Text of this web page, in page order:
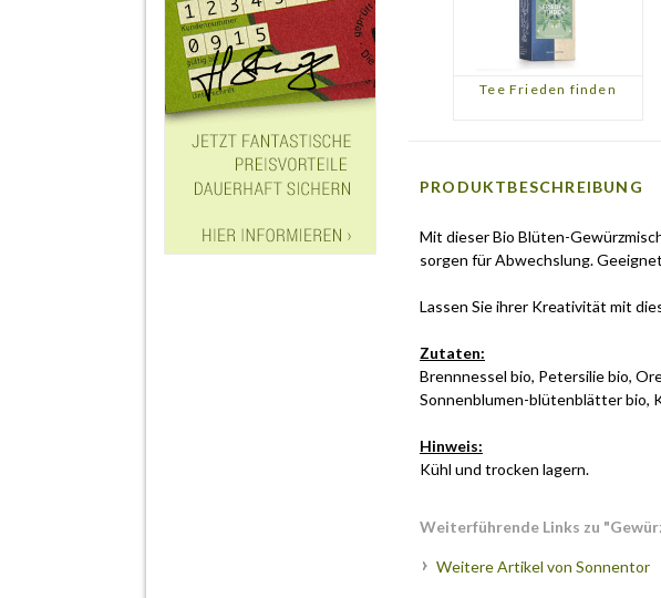
Tee Frieden finden
PRODUKTBESCHREIBUNG
Mit dieser Bio Blüten-
sorgen für Abwechslung.
Lassen Sie ihrer Kreativität mit
Zutaten:
Brennnessel bio, Petersilie bio,
Sonnenblumen-blütenblätter bio,
Hinweis:
Kühl und trocken lagern.
Weiterführende Links zu
Weitere Artikel von Sonnentor